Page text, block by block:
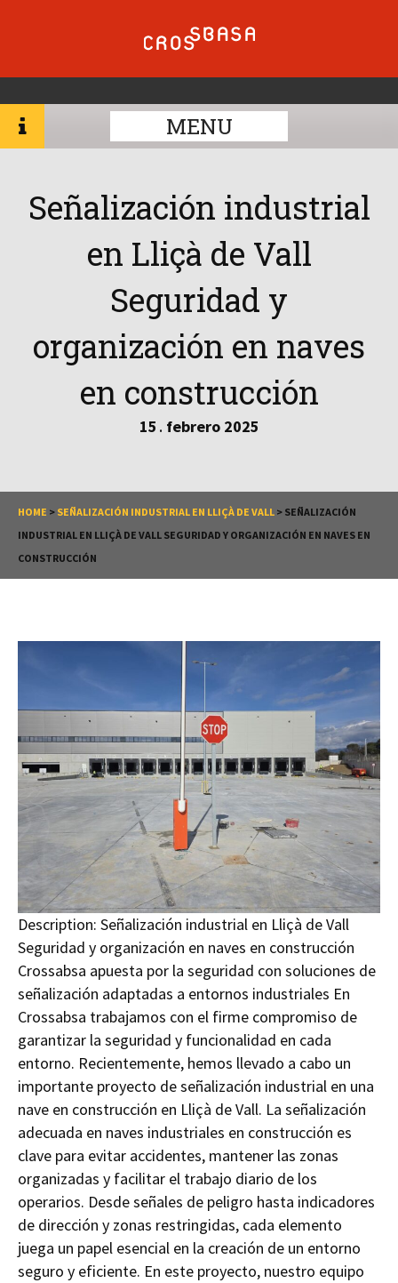
MENU
Señalización industrial
en Lliçà de Vall
Seguridad y
organización en naves
en construcción
15 . febrero 2025
HOME > SEÑALIZACIÓN INDUSTRIAL EN LLIÇÀ DE VALL > SEÑALIZACIÓN
INDUSTRIAL EN LLIÇÀ DE VALL SEGURIDAD Y ORGANIZACIÓN EN NAVES EN
CONSTRUCCIÓN
Description: Señalización industrial en Lliçà de Vall
Seguridad y organización en naves en construcción
Crossabsa apuesta por la seguridad con soluciones de
señalización adaptadas a entornos industriales En
Crossabsa trabajamos con el firme compromiso de
garantizar la seguridad y funcionalidad en cada
entorno. Recientemente, hemos llevado a cabo un
importante proyecto de señalización industrial en una
nave en construcción en Lliçà de Vall. La señalización
adecuada en naves industriales en construcción es
clave para evitar accidentes, mantener las zonas
organizadas y facilitar el trabajo diario de los
operarios. Desde señales de peligro hasta indicadores
de dirección y zonas restringidas, cada elemento
juega un papel esencial en la creación de un entorno
seguro y eficiente. En este proyecto, nuestro equipo